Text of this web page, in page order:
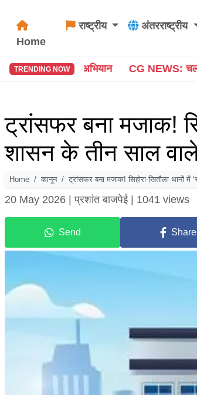
Home
राष्ट्रीय अंतरराष्ट्रीय
TRENDING NOW
CG NEWS: चलती डिजायर कार में लगी
ट्रांसफर बना मजाक!
शासन के तीन साल
Home कानून ट्रांसफर बना मजाक! सिहोरा-खितौला थानों में
20 May 2026 |प्रशांत बाजपेई | 1041 views
Send Share